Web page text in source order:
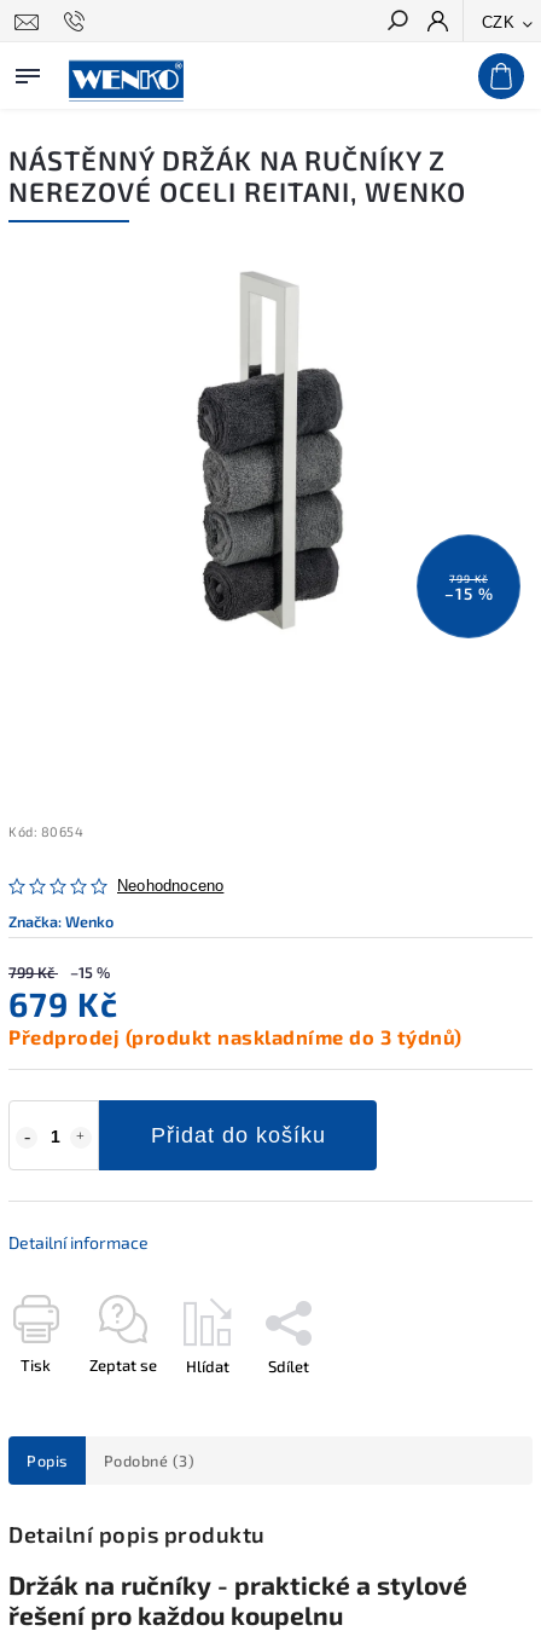
CZK
Hledat
NÁSTĚNNÝ DRŽÁK NA RUČNÍKY Z
NEREZOVÉ OCELI REITANI, WENKO
799 Kč
–15 %
Kód: 80654
Neohodnoceno
Značka:Wenko
799 Kč –15 %
679 Kč
Předprodej (produkt naskladníme do 3 týdnů)
Přidat do košíku
Detailní informace
Tisk Zeptat se Hlídat Sdílet
Popis Podobné (3)
Detailní popis produktu
Držák na ručníky - praktické a stylové
řešení pro každou koupelnu